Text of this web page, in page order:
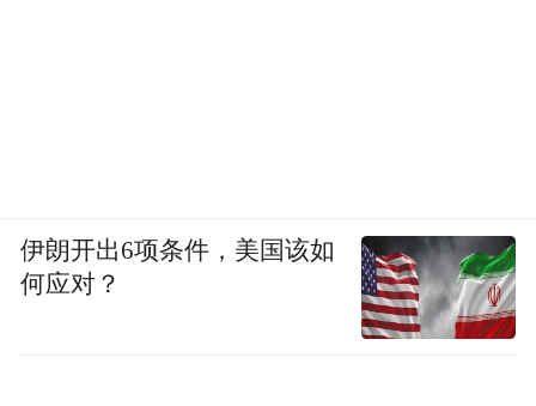
伊朗开出6项条件，美国该如
何应对？